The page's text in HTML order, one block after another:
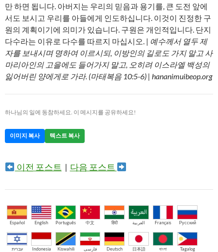
만 하면 됩니다. 아버지는 우리의 믿음과 용기를, 큰 도전 앞에
서도 보시고 우리를 아들에게 인도하십니다. 이것이 진정한 구
원의 계획이기에 의미가 있습니다. 구원은 개인적입니다. 단지
다수라는 이유로 다수를 따르지 마십시오. | 예수께서 열두 제
자를 보내시며 명하여 이르시되, 이방인의 길로도 가지 말고 사
마리아인의 고을에도 들어가지 말고, 오히려 이스라엘 백성의
잃어버린 양에게로 가라. (마태복음 10:5-6) | hananimuibeop.org
하나님의 일에 동참하세요. 이 메시지를 공유하세요!
이미지 복사 텍스트 복사
이전 포스트 | 다음 포스트
Español English Português 中文 हिंदी العربية Français Русский
עברית Indonesia Kiswahili فارسی Deutsch 日本語 বাংলা Tagalog